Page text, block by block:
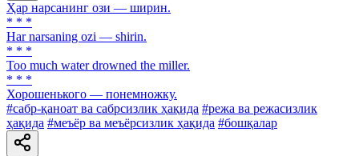
Ҳар нарсанинг ози — ширин.
* * *
Har narsaning ozi — shirin.
* * *
Too much water drowned the miller.
* * *
Хорошенького — понемножку.
#сабр-қаноат ва сабрсизлик ҳақида #режа ва режасизлик
ҳақида #меъёр ва меъёрсизлик ҳақида #бошқалар